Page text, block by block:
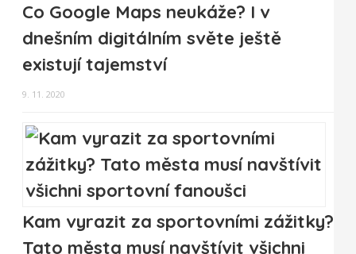
Co Google Maps neukáže? I v
dnešním digitálním světe ještě
existují tajemství
9. 11. 2020
Kam vyrazit za sportovními zážitky?
Tato města musí navštívit všichni